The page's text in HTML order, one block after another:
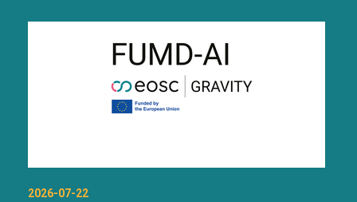
2026-07-22